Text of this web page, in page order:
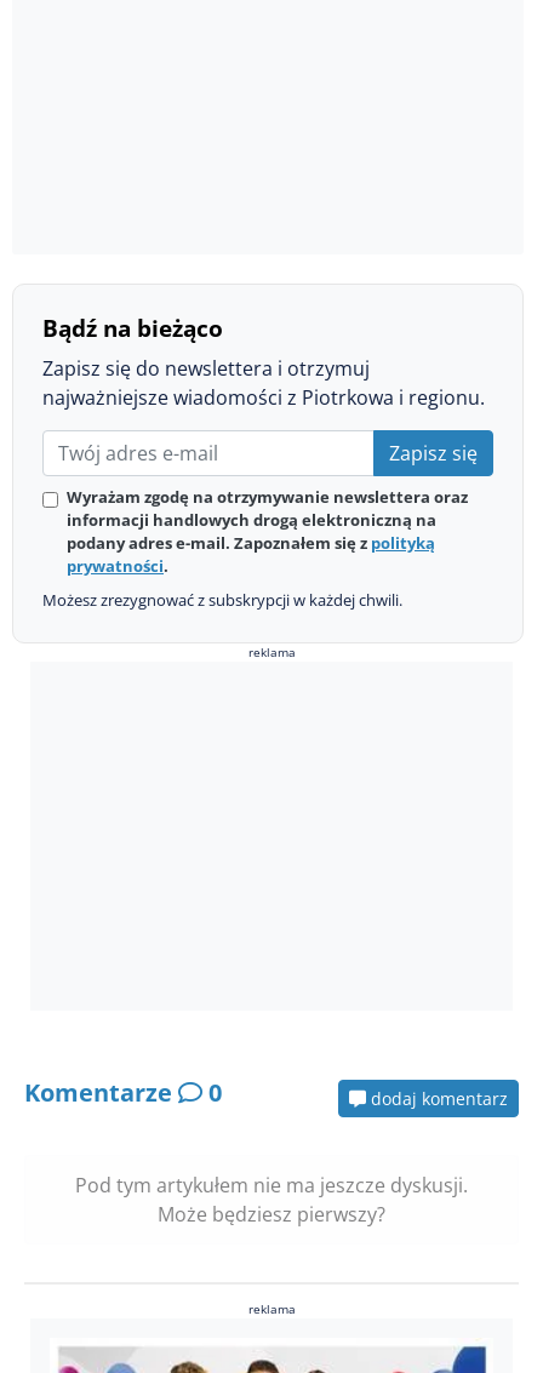
Bądź na bieżąco
Zapisz się do newslettera i otrzymuj
najważniejsze wiadomości z Piotrkowa i regionu.
Zapisz się
Wyrażam zgodę na otrzymywanie newslettera oraz
informacji handlowych drogą elektroniczną na
podany adres e-mail. Zapoznałem się z polityką
prywatności.
Możesz zrezygnować z subskrypcji w każdej chwili.
reklama
Komentarze 0 dodaj komentarz
Pod tym artykułem nie ma jeszcze dyskusji.
Może będziesz pierwszy?
reklama